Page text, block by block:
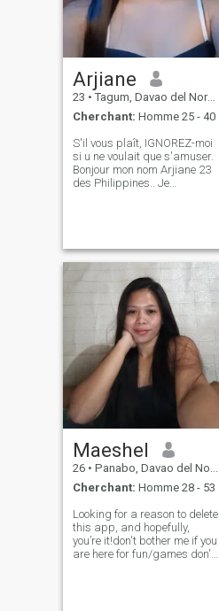
Arjiane
23 • Tagum, Davao del Norte, Philippines
Cherchant: Homme 25 - 40
S'il vous plaît, IGNOREZ-moi
si u ne voulait que s'amuser.
Bonjour mon nom Arjiane 23
des Philippines.. Je
plan dans la vie parce que
c'est ma perspective,
grandir ensemble je suis une
mère célibataire J'ai 1fille
shes 6yo. Je veux un homme
qui accepte vraiment mon
passé et surtout ma fille, je
fais du bien maintenant
actuellement un aide
infirmière certifié / et un
secouriste dans une
entreprise privée. Je suis
célibataire depuis un an
maintenant. Et je ne suis pas
pour le plaisir, je veux une
relation sérieuse.. Et
m'aimera
inconditionnellement,❤️Pm
moi si vous êtes intéressé
afin que nous puissions
parler plus et peut-être
construire une relation
ensemble, non mensonges
Maeshel
26 • Panabo, Davao del Norte, Philippines
Cherchant: Homme 28 - 53
Looking for a reason to delete
this app, and hopefully,
you’re it!don't bother me if you
are here for fun/games don't